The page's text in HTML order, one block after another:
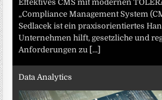
Effektives CMS mit modernen
„Compliance Management System
Sedlacek ist ein praxisorientiertes
Unternehmen hilft, gesetzliche und
Anforderungen zu
[...]
Data Analytics